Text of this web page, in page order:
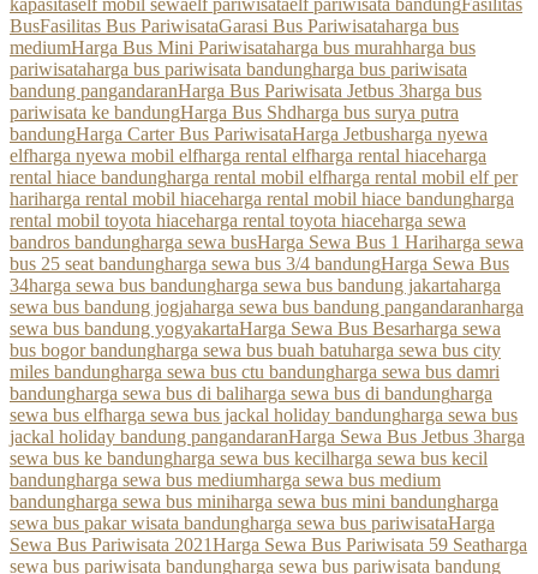
kapasitaself mobil sewaelf pariwisataelf pariwisata bandungFasilitas
BusFasilitas Bus PariwisataGarasi Bus Pariwisataharga bus
mediumHarga Bus Mini Pariwisataharga bus murahharga bus
pariwisataharga bus pariwisata bandungharga bus pariwisata
bandung pangandaranHarga Bus Pariwisata Jetbus 3harga bus
pariwisata ke bandungHarga Bus Shdharga bus surya putra
bandungHarga Carter Bus PariwisataHarga Jetbusharga nyewa
elfharga nyewa mobil elfharga rental elfharga rental hiaceharga
rental hiace bandungharga rental mobil elfharga rental mobil elf per
hariharga rental mobil hiaceharga rental mobil hiace bandungharga
rental mobil toyota hiaceharga rental toyota hiaceharga sewa
bandros bandungharga sewa busHarga Sewa Bus 1 Hariharga sewa
bus 25 seat bandungharga sewa bus 3/4 bandungHarga Sewa Bus
34harga sewa bus bandungharga sewa bus bandung jakartaharga
sewa bus bandung jogjaharga sewa bus bandung pangandaranharga
sewa bus bandung yogyakartaHarga Sewa Bus Besarharga sewa
bus bogor bandungharga sewa bus buah batuharga sewa bus city
miles bandungharga sewa bus ctu bandungharga sewa bus damri
bandungharga sewa bus di baliharga sewa bus di bandungharga
sewa bus elfharga sewa bus jackal holiday bandungharga sewa bus
jackal holiday bandung pangandaranHarga Sewa Bus Jetbus 3harga
sewa bus ke bandungharga sewa bus kecilharga sewa bus kecil
bandungharga sewa bus mediumharga sewa bus medium
bandungharga sewa bus miniharga sewa bus mini bandungharga
sewa bus pakar wisata bandungharga sewa bus pariwisataHarga
Sewa Bus Pariwisata 2021Harga Sewa Bus Pariwisata 59 Seatharga
sewa bus pariwisata bandungharga sewa bus pariwisata bandung